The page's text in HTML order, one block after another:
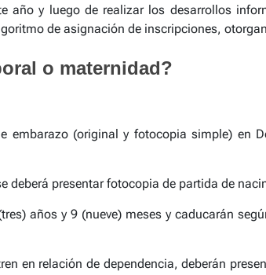
año y luego de realizar los desarrollos
de asignación de inscripciones,
o maternidad?
embarazo (original y fotocopia simple) en
deberá presentar fotocopia de partida de
años y 9 (nueve) meses y caducarán
en relación de dependencia, deberán